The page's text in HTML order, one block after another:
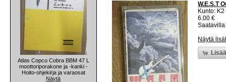
Atlas Copco Cobra BBM 47 L
moottoriporakone ja -kanki -
Hoito-ohjekirja ja varaosat
Näytä
W.E.S.T
Kunto:
6.00 €
Näytä